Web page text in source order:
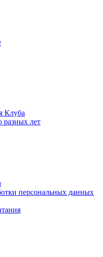
Клуба
разных лет
персональных данных